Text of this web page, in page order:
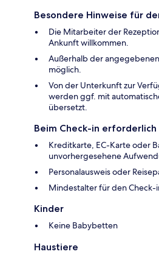
Besondere Hinweise für
Die Mitarbeiter der
Ankunft willkommen.
Außerhalb der
möglich.
Von der Unterkunft zur
werden ggf. mit
übersetzt.
Beim Check-in erforderlich
Kreditkarte, EC-Karte oder
unvorhergesehene
Personalausweis oder
Mindestalter für den Check-
Kinder
Keine Babybetten
Haustiere